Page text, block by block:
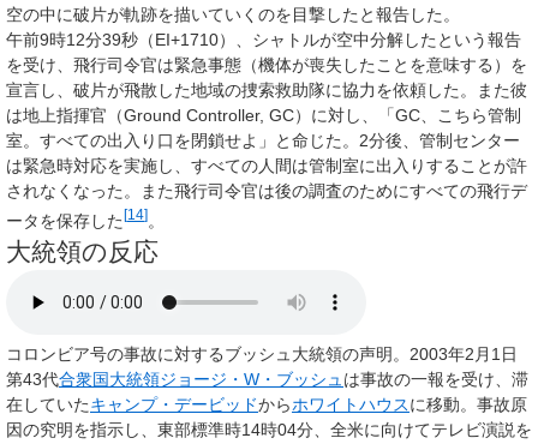
空の中に破片が軌跡を描いていくのを目撃したと報告した。
午前9時12分39秒（EI+1710）、シャトルが空中分解したという報告
を受け、飛行司令官は緊急事態（機体が喪失したことを意味する）を
宣言し、破片が飛散した地域の捜索救助隊に協力を依頼した。また彼
は地上指揮官（Ground Controller, GC）に対し、「GC、こちら管制
室。すべての出入り口を閉鎖せよ」と命じた。2分後、管制センター
は緊急時対応を実施し、すべての人間は管制室に出入りすることが許
されなくなった。また飛行司令官は後の調査のためにすべての飛行デ
ータを保存した[14]
大統領の反応
コロンビア号の事故に対するブッシュ大統領の声明。2003年2月1日
第43代合衆国大統領ジョージ・W・ブッシュ は事故の一報を受け、滞
在していたキャンプ・デービッドからホワイトハウスに移動。事故原
因の究明を指示し、東部標準時14時04分、全米に向けてテレビ演説を